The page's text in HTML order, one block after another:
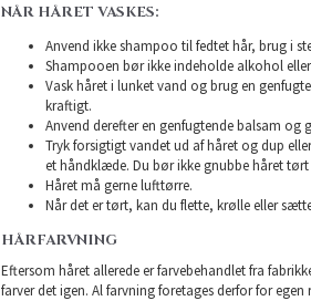
NÅR HÅRET VASKES:
Anvend ikke shampoo til fedtet hår, brug i
Shampooen bør ikke indeholde alkohol eller
Vask håret i lunket vand og brug en
kraftigt.
Anvend derefter en genfugtende balsam og
Tryk forsigtigt vandet ud af håret og dup
et håndklæde. Du bør ikke gnubbe håret
Håret må gerne lufttørre.
Når det er tørt, kan du flette, krølle eller
HÅRFARVNING
Eftersom håret allerede er farvebehandlet fra
farver det igen. Al farvning foretages derfor for egen